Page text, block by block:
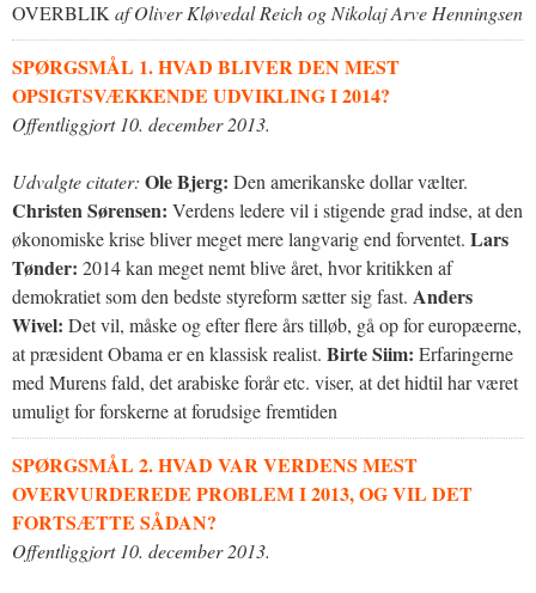
OVERBLIKaf Oliver Kløvedal Reich og Nikolaj Arve Henningsen
SPØRGSMÅL 1. HVAD BLIVER DEN MEST
OPSIGTSVÆKKENDE UDVIKLING I 2014?
Offentliggjort 10. december 2013.
Udvalgte citater: Ole Bjerg: Den amerikanske dollar vælter.
Christen Sørensen: Verdens ledere vil i stigende grad indse, at den
økonomiske krise bliver meget mere langvarig end forventet. Lars
Tønder: 2014 kan meget nemt blive året, hvor kritikken af
demokratiet som den bedste styreform sætter sig fast. Anders
Wivel: Det vil, måske og efter flere års tilløb, gå op for europæerne,
at præsident Obama er en klassisk realist. Birte Siim: Erfaringerne
med Murens fald, det arabiske forår etc. viser, at det hidtil har været
umuligt for forskerne at forudsige fremtiden
SPØRGSMÅL 2. HVAD VAR VERDENS MEST
OVERVURDEREDE PROBLEM I 2013, OG VIL DET
FORTSÆTTE SÅDAN?
Offentliggjort 10. december 2013.